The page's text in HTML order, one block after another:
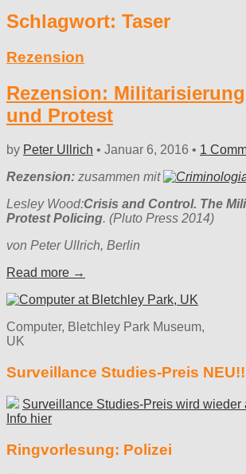
Schlagwort: Taser
Rezension
Rezension:
und Protest
by Peter Ullrich • Januar 6, 2016 • 1
Rezension: zusammen mit
Lesley Wood:Crisis and Control. The
Protest Policing. (Pluto Press 2014)
von Peter Ullrich, Berlin
Read more →
Computer, Bletchley Park Museum,
UK
Surveillance Studies-Preis NEU!!
Surveillance Studies-Preis wird wieder
Info hier
Ringvorlesung: Polizei